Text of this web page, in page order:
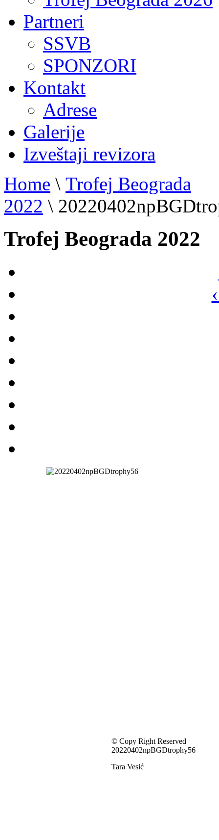
Partneri
SSVB
SPONZORI
Kontakt
Adrese
Galerije
Izveštaji revizora
Home \ Trofej Beograda
2022 \
Trofej Beograda 2022
© Copy Right Reserved
20220402npBGDtrophy56
Tara Vesić